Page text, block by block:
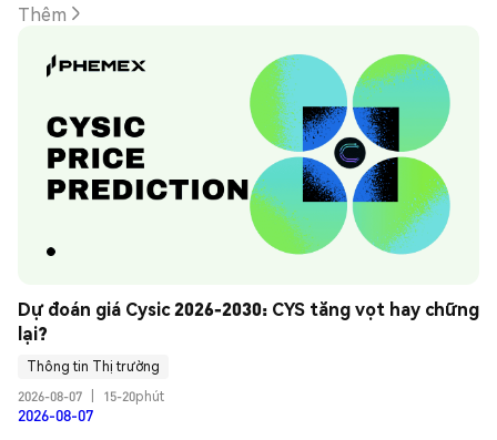
Thêm
Dự đoán giá Cysic 2026-2030: CYS tăng vọt hay chững
lại?
Thông tin Thị trường
2026-08-07
15-20phút
2026-08-07